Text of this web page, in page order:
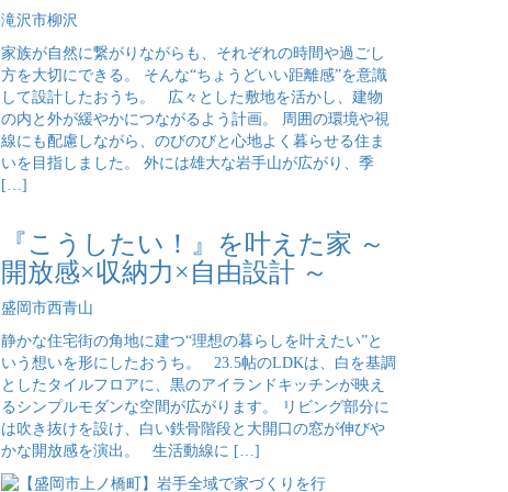
滝沢市柳沢
家族が自然に繋がりながらも、それぞれの時間や過ごし
方を大切にできる。 そんな“ちょうどいい距離感”を意識
して設計したおうち。 広々とした敷地を活かし、建物
の内と外が緩やかにつながるよう計画。 周囲の環境や視
線にも配慮しながら、のびのびと心地よく暮らせる住ま
いを目指しました。 外には雄大な岩手山が広がり、季
[…]
『こうしたい！』を叶えた家 ～
開放感×収納力×自由設計 ～
盛岡市西青山
静かな住宅街の角地に建つ“理想の暮らしを叶えたい”と
いう想いを形にしたおうち。 23.5帖のLDKは、白を基調
としたタイルフロアに、黒のアイランドキッチンが映え
るシンプルモダンな空間が広がります。 リビング部分に
は吹き抜けを設け、白い鉄骨階段と大開口の窓が伸びや
かな開放感を演出。 生活動線に […]